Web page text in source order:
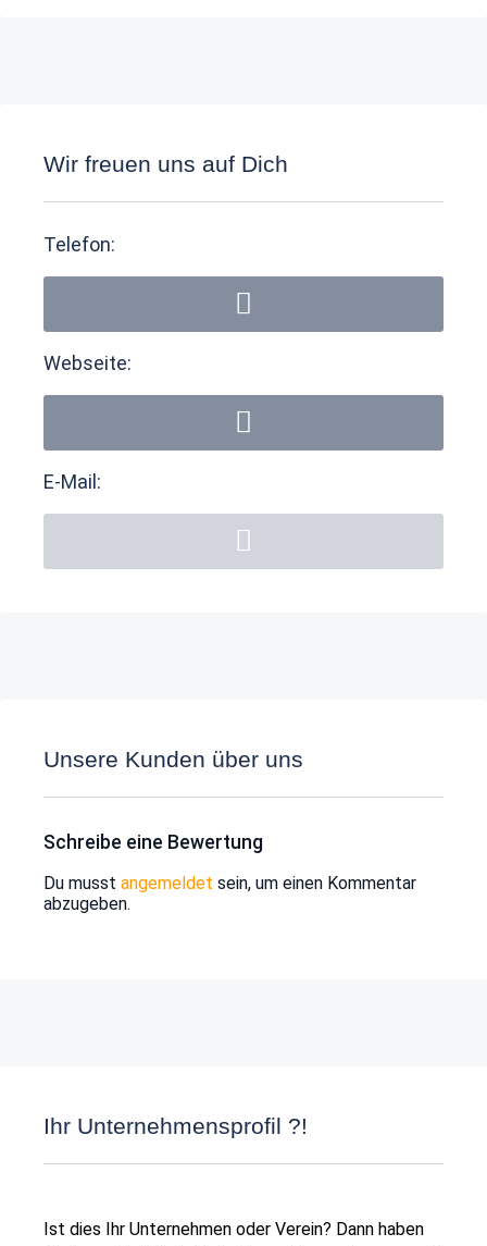
Wir freuen uns auf Dich
Telefon:
Webseite:
E-Mail:
Unsere Kunden über uns
Schreibe eine Bewertung
Du musst angemeldet sein, um einen Kommentar
abzugeben.
Ihr Unternehmensprofil ?!
Ist dies Ihr Unternehmen oder Verein? Dann haben